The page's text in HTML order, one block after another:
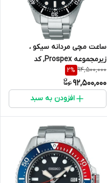
ساعت مچی مردانه سیکو ،
زیرمجموعه Prospex, کد
SNE597P1
94,500,000
2%
92,500,000
افزودن به سبد